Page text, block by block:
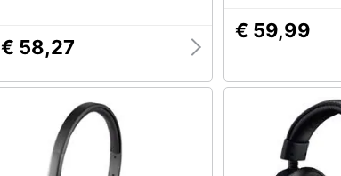
€ 58,27
€ 59,99